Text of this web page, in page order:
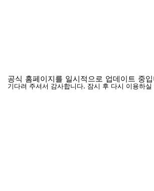
공식 홈페이지를 일시적으로 업데이트 중
기다려 주셔서 감사합니다. 잠시 후 다시 이용하실